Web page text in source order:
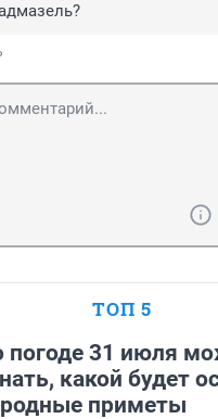
ТОП 5
погоде 31 июля
какой будет
приметы